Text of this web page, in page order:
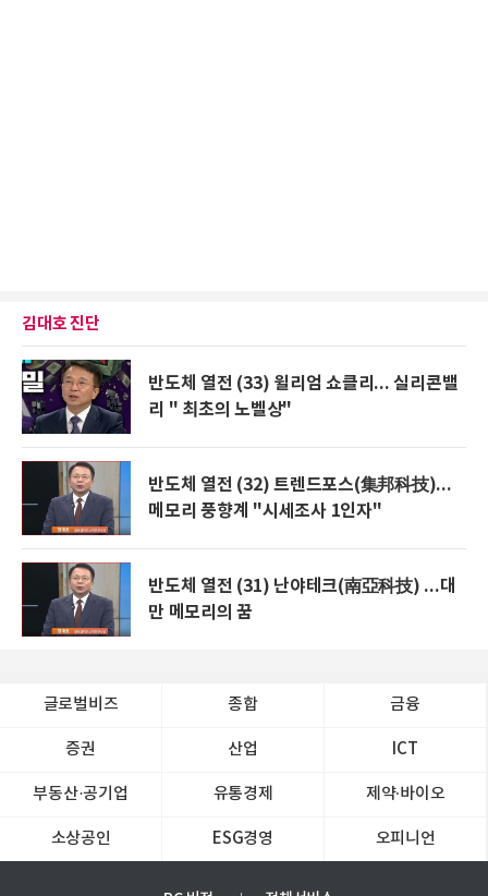
김대호 진단
반도체 열전 (33) 윌리엄 쇼클리... 실리콘밸
리 " 최초의 노벨상"
반도체 열전 (32) 트렌드포스(集邦科技)...
메모리 풍향계 "시세조사 1인자"
반도체 열전 (31) 난야테크(南亞科技) ...대
만 메모리의 꿈
글로벌비즈 종합 금융
증권 산업 ICT
부동산·공기업 유통경제 제약∙바이오
소상공인 ESG경영 오피니언